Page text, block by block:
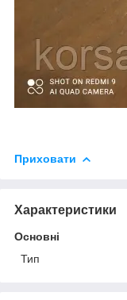
Приховати
Характеристики
Основні
Тип